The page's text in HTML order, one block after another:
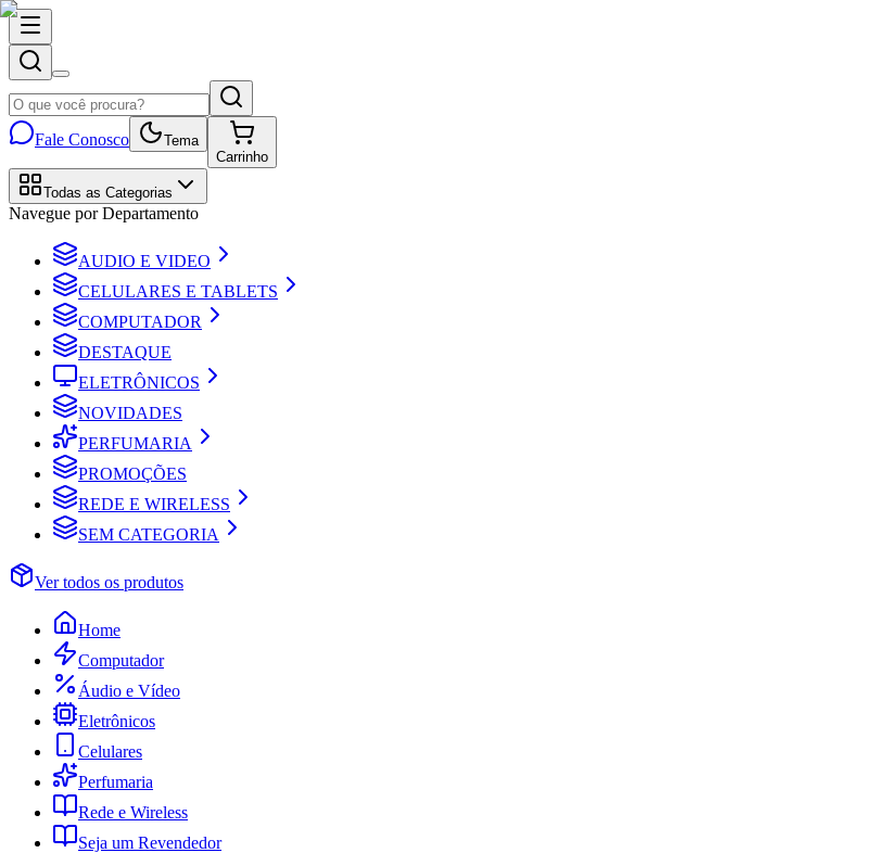
Fale Conosco
Tema
Carrinho
Todas as Categorias
Navegue por Departamento
AUDIO E VIDEO
CELULARES E TABLETS
COMPUTADOR
DESTAQUE
ELETRÔNICOS
NOVIDADES
PERFUMARIA
PROMOÇÕES
REDE E WIRELESS
SEM CATEGORIA
Ver todos os produtos
Home
Computador
Áudio e Vídeo
Eletrônicos
Celulares
Perfumaria
Rede e Wireless
Seja um Revendedor